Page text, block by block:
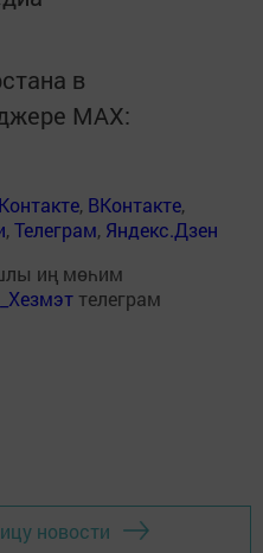
в
MАХ:
, ВКонтакте,
,Телеграм, Яндекс.Дзен
иң мөһим
телеграм
новости